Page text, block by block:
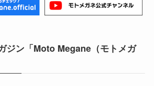
ジン「Moto Megane（モトメガ